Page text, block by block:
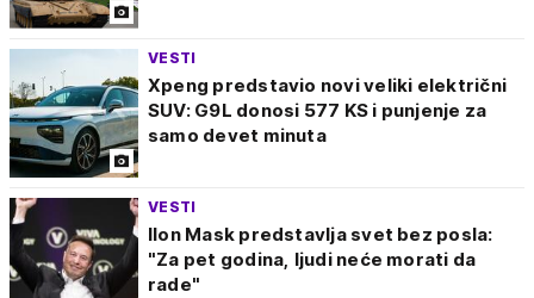
VESTI
Xpeng predstavio novi veliki električni
SUV: G9L donosi 577 KS i punjenje za
samo devet minuta
VESTI
Ilon Mask predstavlja svet bez posla:
"Za pet godina, ljudi neće morati da
rade"